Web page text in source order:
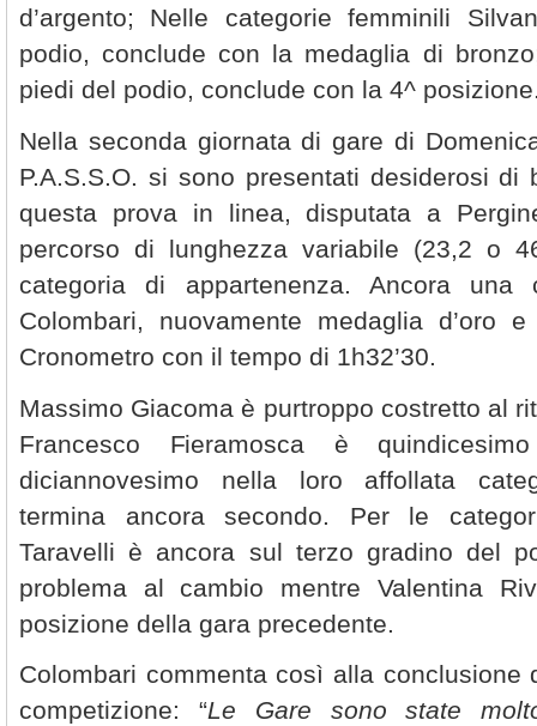
d’argento; Nelle categorie femminili
podio, conclude con la medaglia di
piedi del podio, conclude con la 4^
Nella seconda giornata di gare di
P.A.S.S.O. si sono presentati desiderosi di
questa prova in linea, disputata a
percorso di lunghezza variabile (23,2 o
categoria di appartenenza. Ancora una
Colombari, nuovamente medaglia d’oro
Cronometro con il tempo di 1h32’30.
Massimo Giacoma è purtroppo costretto al
Francesco Fieramosca è
diciannovesimo nella loro affollata
termina ancora secondo. Per le
Taravelli è ancora sul terzo gradino del
problema al cambio mentre Valentina
posizione della gara precedente.
Colombari commenta così alla conclusione
competizione: “Le Gare sono state